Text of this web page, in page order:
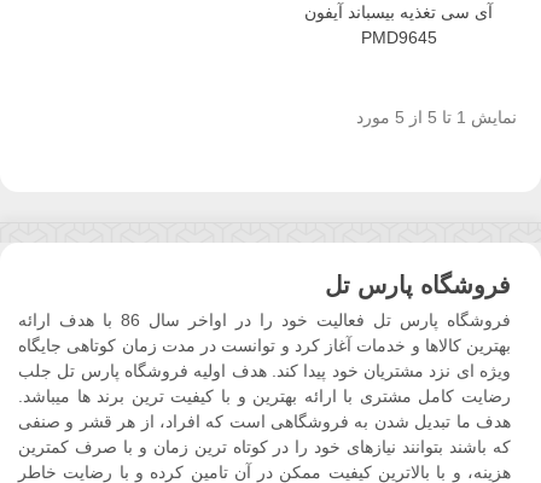
آی سی تغذیه بیسباند آیفون
PMD9645
نمایش 1 تا 5 از 5 مورد
فروشگاه پارس تل
فروشگاه پارس تل فعالیت خود را در اواخر سال 86 با هدف ارائه
بهترین کالاها و خدمات آغاز کرد و توانست در مدت زمان کوتاهی جایگاه
ویژه ای نزد مشتریان خود پیدا کند. هدف اولیه فروشگاه پارس تل جلب
رضایت کامل مشتری با ارائه بهترین و با کیفیت ترین برند ها میباشد.
هدف ما تبدیل شدن به فروشگاهی است که افراد، از هر قشر و صنفی
که باشند بتوانند نیازهای خود را در کوتاه ترین زمان و با صرف کمترین
هزینه، و با بالاترین کیفیت ممکن در آن تامین کرده و با رضایت خاطر